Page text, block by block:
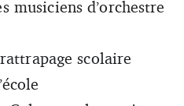
musiciens d’orchestre
scolaire